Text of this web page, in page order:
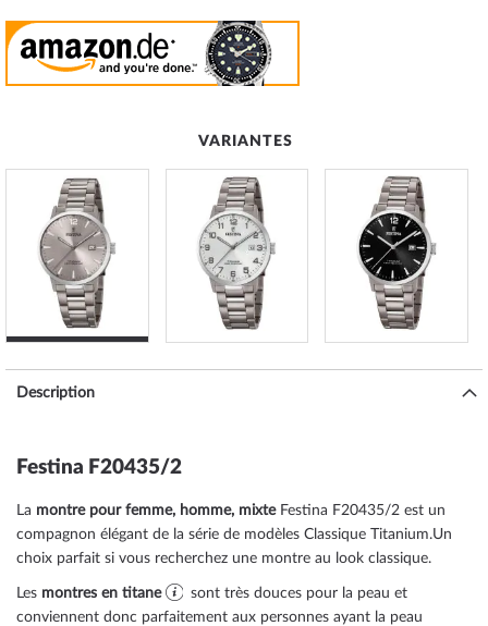
VARIANTES
Description
Festina F20435/2
La montre pour femme, homme, mixteFestina F20435/2 est un
compagnon élégant de la série de modèles Classique Titanium.Un
choix parfait si vous recherchez une montre au look classique.
Les montres en titane
sont très douces pour la peau et
conviennent donc parfaitement aux personnes ayant la peau